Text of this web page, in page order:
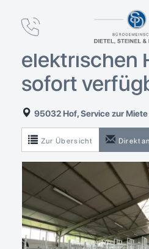
Lagerhalle in
elektrischen
sofort
95032 Hof, Service zur Miete
Zur Übersicht